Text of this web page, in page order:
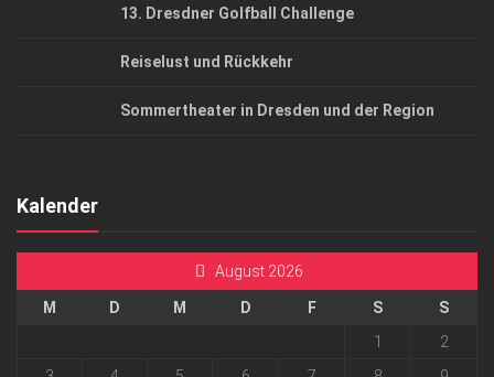
13. Dresdner Golfball Challenge
Reiselust und Rückkehr
Sommertheater in Dresden und der Region
Kalender
August 2026
M D M D F S
S
1
2